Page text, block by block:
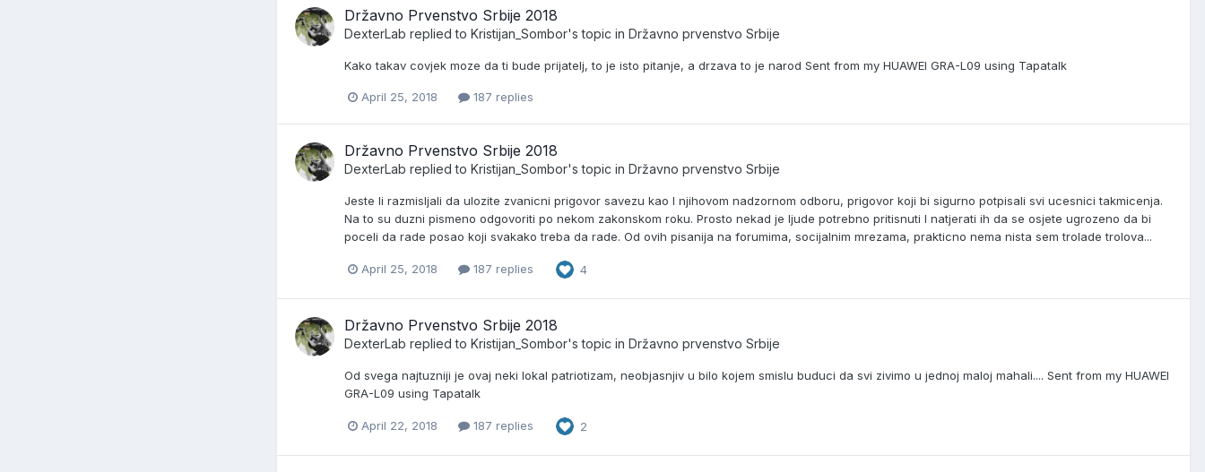
Državno Prvenstvo Srbije 2018
DexterLab replied to Kristijan_Sombor's topic in Državno prvenstvo Srbije
Kako takav covjek moze da ti bude prijatelj, to je isto pitanje, a drzava to je narod Sent from my HUAWEI GRA-L09 using Tapatalk
April 25, 2018 187 replies
Državno Prvenstvo Srbije 2018
DexterLab replied to Kristijan_Sombor's topic in Državno prvenstvo Srbije
Jeste li razmisljali da ulozite zvanicni prigovor savezu kao I njihovom nadzornom odboru, prigovor koji bi sigurno potpisali svi ucesnici takmicenja.
Na to su duzni pismeno odgovoriti po nekom zakonskom roku. Prosto nekad je ljude potrebno pritisnuti I natjerati ih da se osjete ugrozeno da bi
poceli da rade posao koji svakako treba da rade. Od ovih pisanija na forumima, socijalnim mrezama, prakticno nema nista sem trolade trolova...
April 25, 2018 187 replies 4
Državno Prvenstvo Srbije 2018
DexterLab replied to Kristijan_Sombor's topic in Državno prvenstvo Srbije
Od svega najtuzniji je ovaj neki lokal patriotizam, neobjasnjiv u bilo kojem smislu buduci da svi zivimo u jednoj maloj mahali.... Sent from my HUAWEI
GRA-L09 using Tapatalk
April 22, 2018 187 replies 2